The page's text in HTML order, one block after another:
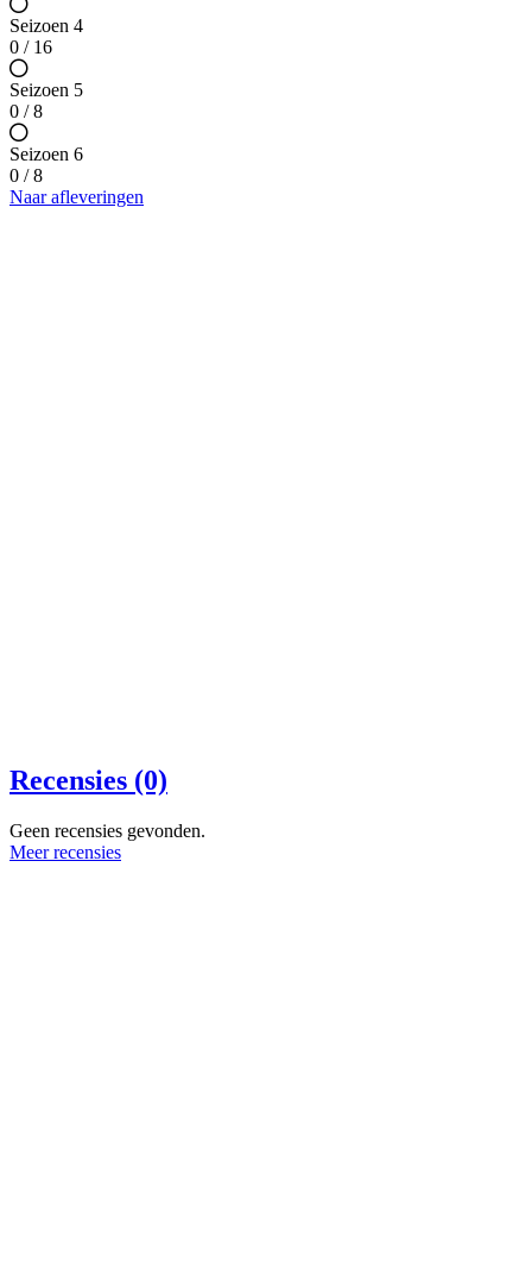
Seizoen 4
0 / 16
Seizoen 5
0 / 8
Seizoen 6
0 / 8
Naar afleveringen
Recensies (0)
Geen recensies gevonden.
Meer recensies